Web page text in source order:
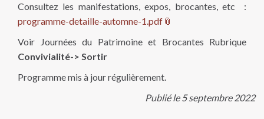
Consultez les manifestations, expos, brocantes, etc :
programme-detaille-automne-1.pdf
Voir Journées du Patrimoine et Brocantes Rubrique
Convivialité-> Sortir
Programme mis à jour régulièrement.
Publié le5 septembre 2022